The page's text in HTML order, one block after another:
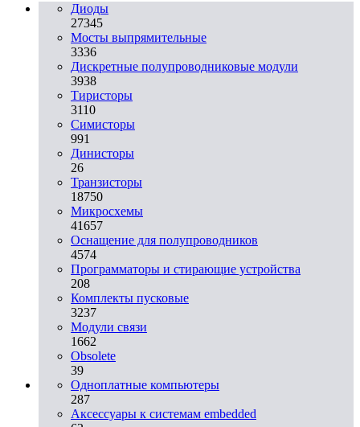
Диоды
27345
Мосты выпрямительные
3336
Дискретные полупроводниковые модули
3938
Тиристоры
3110
Симисторы
991
Динисторы
26
Транзисторы
18750
Микросхемы
41657
Оснащение для полупроводников
4574
Программаторы и стирающие устройства
208
Комплекты пусковые
3237
Модули связи
1662
Obsolete
39
Одноплатные компьютеры
287
Аксессуары к системам embedded